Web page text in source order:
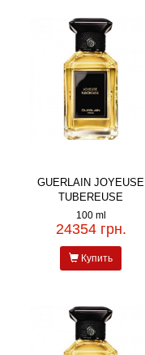
GUERLAIN JOYEUSE
TUBEREUSE
100 ml
24354 грн.
Купить